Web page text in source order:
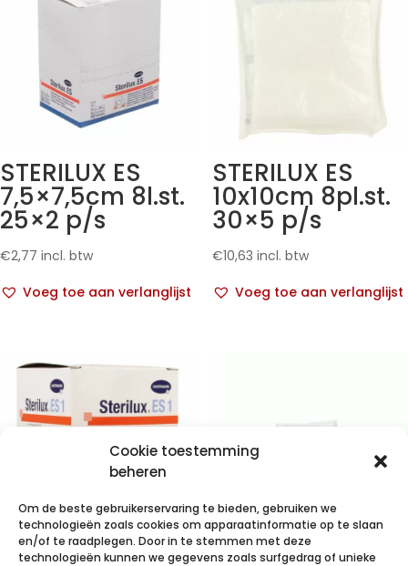
Cookie toestemming
beheren
Om de beste gebruikerservaring te bieden, gebruiken we
technologieën zoals cookies om apparaatinformatie op te slaan
en/of te raadplegen. Door in te stemmen met deze
technologieën kunnen we gegevens zoals surfgedrag of unieke
STERILUX ES
7,5×7,5cm 8l.st.
25×2 p/s
€2,77 incl. btw
Voeg toe aan verlanglijst
STERILUX ES
10x10cm 8pl.st.
30×5 p/s
€10,63 incl. btw
Voeg toe aan verlanglijst